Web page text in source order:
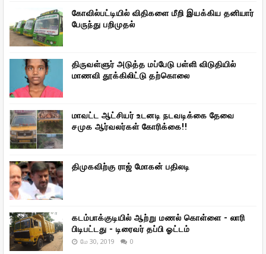
கோவில்பட்டியில் விதிகளை மீறி இயக்கிய தனியார்
பேருந்து பறிமுதல்
திருவள்ளுர் அடுத்த மப்பேடு பள்ளி விடுதியில்
மாணவி தூக்கிலிட்டு தற்கொலை
மாவட்ட ஆட்சியர் உடனடி நடவடிக்கை தேவை
சமுக ஆர்வலர்கள் கோரிக்கை!!
திமுகவிற்கு ராஜ் மோகன் பதிலடி
கடம்பாக்குடியில் ஆற்று மணல் கொள்ளை - லாரி
பிடிபட்டது - டிரைவர் தப்பி ஓட்டம்
மே 30, 2019 0